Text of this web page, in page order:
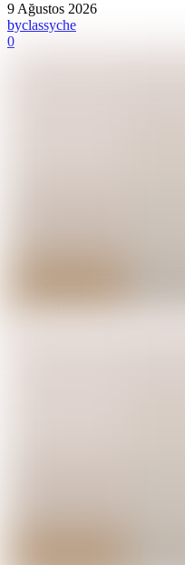
9 Ağustos 2026
byclassyche
0